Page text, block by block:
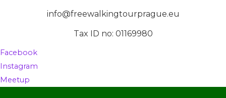
info@freewalkingtourprague.eu
Tax ID no: 01169980
Facebook
Instagram
Meetup